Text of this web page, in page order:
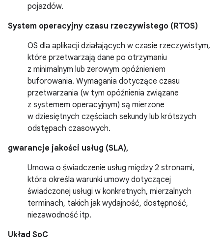
pojazdów.
System operacyjny czasu rzeczywistego (RTOS)
OS dla aplikacji działających w czasie rzeczywistym,
które przetwarzają dane po otrzymaniu
z minimalnym lub zerowym opóźnieniem
buforowania. Wymagania dotyczące czasu
przetwarzania (w tym opóźnienia związane
z systemem operacyjnym) są mierzone
w dziesiętnych częściach sekundy lub krótszych
odstępach czasowych.
gwarancje jakości usług (SLA),
Umowa o świadczenie usług między 2 stronami,
która określa warunki umowy dotyczącej
świadczonej usługi w konkretnych, mierzalnych
terminach, takich jak wydajność, dostępność,
niezawodność itp.
Układ SoC